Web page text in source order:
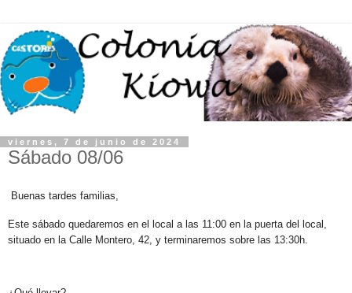
viernes, 7 de junio de 2024
Sábado 08/06
Buenas tardes familias,
Este sábado quedaremos en el local a las 11:00 en la puerta del local,
situado en la Calle Montero, 42, y terminaremos sobre las 13:30h.